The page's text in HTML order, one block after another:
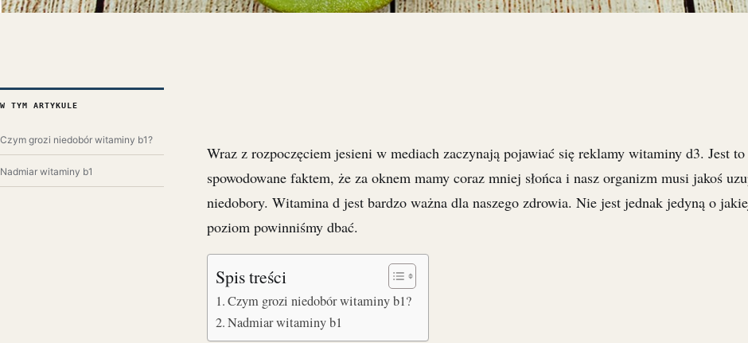
W TYM ARTYKULE
Czym grozi niedobór witaminy b1?
Nadmiar witaminy b1
Wraz z rozpoczęciem jesieni w mediach zaczynają pojawiać się reklamy witaminy d3. Jest to
spowodowane faktem, że za oknem mamy coraz mniej słońca i nasz organizm musi jakoś
niedobory. Witamina d jest bardzo ważna dla naszego zdrowia. Nie jest jednak jedyną o
poziom powinniśmy dbać.
Spis treści
Czym grozi niedobór witaminy b1?
Nadmiar witaminy b1